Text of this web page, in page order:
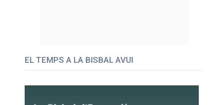
EL TEMPS A LA BISBAL AVUI